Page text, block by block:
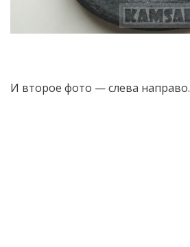
И второе фото — слева направо.